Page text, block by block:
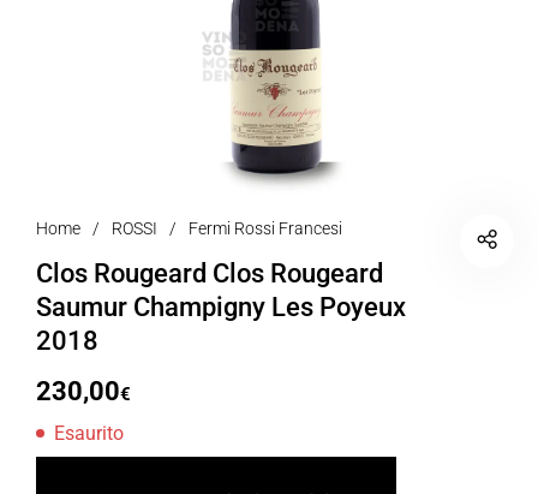
Home / ROSSI / Fermi Rossi Francesi
Clos Rougeard Clos Rougeard
Saumur Champigny Les Poyeux
2018
230,00€
Esaurito